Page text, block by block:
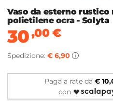
Vaso da esterno
polietilene ocra - Solyta
30,00€
Spedizione: € 6,90
Paga a rate da €
con